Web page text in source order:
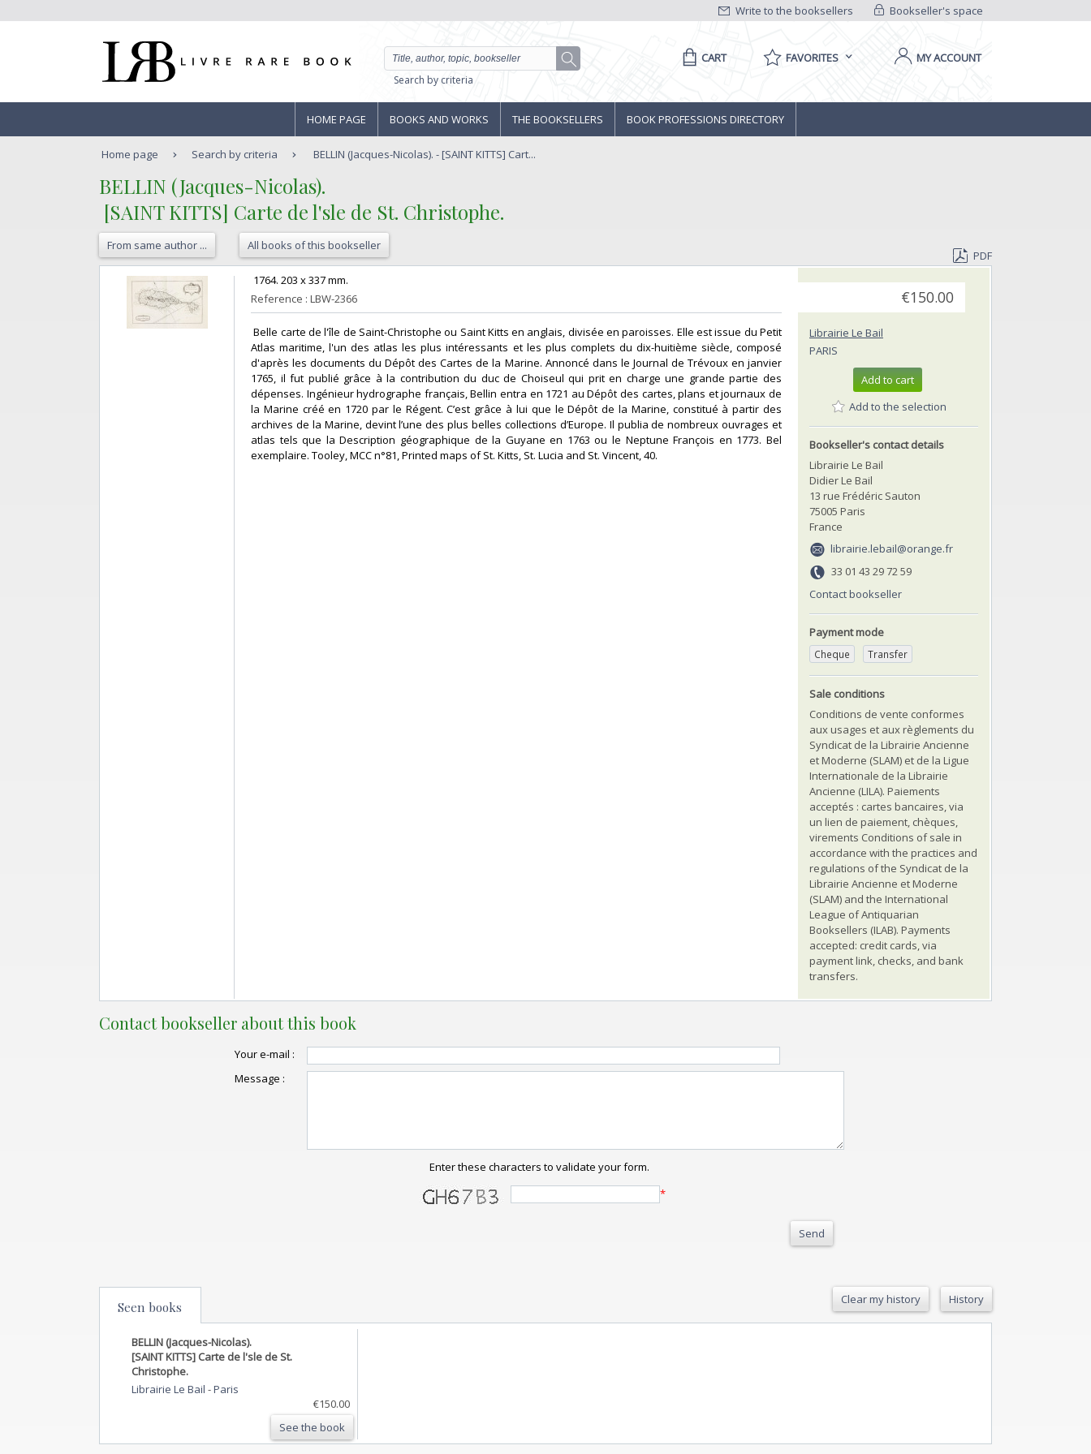
Bookseller's space
Write to the booksellers
Search by criteria
CART FAVORITES MY ACCOUNT
HOME PAGE BOOKS AND WORKS THE BOOKSELLERS BOOK PROFESSIONS DIRECTORY
Home page Search by criteria BELLIN (Jacques-Nicolas). - [SAINT KITTS] Cart...
‎BELLIN (Jacques-Nicolas).‎
‎ [SAINT KITTS] Carte de l'sle de St. Christophe.‎
From same author ... All books of this bookseller
PDF
‎ 1764. 203 x 337 mm. ‎
Reference : LBW-2366
‎ Belle carte de l'île de Saint-Christophe ou Saint Kitts en anglais, divisée en paroisses. Elle est issue du Petit
Atlas maritime, l'un des atlas les plus intéressants et les plus complets du dix-huitième siècle, composé
d'après les documents du Dépôt des Cartes de la Marine. Annoncé dans le Journal de Trévoux en janvier
1765, il fut publié grâce à la contribution du duc de Choiseul qui prit en charge une grande partie des
dépenses. Ingénieur hydrographe français, Bellin entra en 1721 au Dépôt des cartes, plans et journaux de
la Marine créé en 1720 par le Régent. C’est grâce à lui que le Dépôt de la Marine, constitué à partir des
archives de la Marine, devint l’une des plus belles collections d’Europe. Il publia de nombreux ouvrages et
atlas tels que la Description géographique de la Guyane en 1763 ou le Neptune François en 1773. Bel
exemplaire. Tooley, MCC n°81, Printed maps of St. Kitts, St. Lucia and St. Vincent, 40.‎
€150.00
Librairie Le Bail
PARIS
Add to cart
Add to the selection
Bookseller's contact details
Librairie Le Bail
Didier Le Bail
13 rue Frédéric Sauton
75005 Paris
France
librairie.lebail@orange.fr
33 01 43 29 72 59
Contact bookseller
Payment mode
Cheque Transfer
Sale conditions
Conditions de vente conformes
aux usages et aux règlements du
Syndicat de la Librairie Ancienne
et Moderne (SLAM) et de la Ligue
Internationale de la Librairie
Ancienne (LILA). Paiements
acceptés : cartes bancaires, via
un lien de paiement, chèques,
virements Conditions of sale in
accordance with the practices and
regulations of the Syndicat de la
Librairie Ancienne et Moderne
(SLAM) and the International
League of Antiquarian
Booksellers (ILAB). Payments
accepted: credit cards, via
payment link, checks, and bank
transfers.
Contact bookseller about this book
Your e-mail :
Message :
Enter these characters to validate your form.
*
Send
Seen books Clear my history History
BELLIN (Jacques-Nicolas).
[SAINT KITTS] Carte de l'sle de St.
Christophe.
Librairie Le Bail -Paris
€150.00
See the book